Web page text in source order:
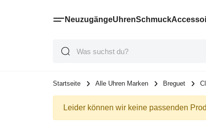
NeuzugängeUhrenSchmuck
Startseite Alle Uhren Marken Breguet
Leider können wir keine passenden